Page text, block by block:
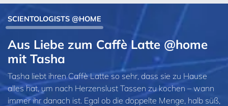
SCIENTOLOGISTS @HOME
Aus Liebe zum Caffè Latte @home
mit Tasha
Tasha liebt ihren Caffè Latte so sehr, dass sie zu Hause
alles hat, um nach Herzenslust Tassen zu kochen – wann
immer ihr danach ist. Egal ob die doppelte Menge, halb süß,